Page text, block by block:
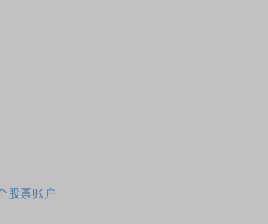
股票账户